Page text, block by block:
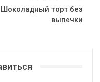
Шоколадный торт без
выпечки